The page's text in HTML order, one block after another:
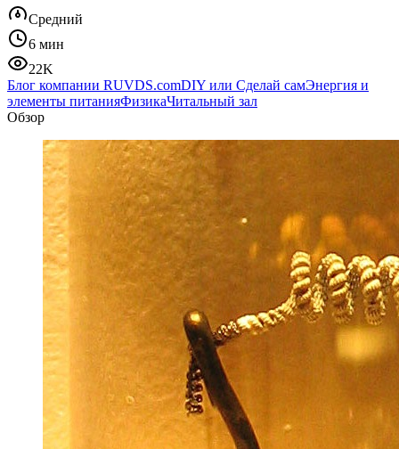
Средний
6 мин
22K
Блог компании RUVDS.comDIY или Сделай самЭнергия и
элементы питанияФизикаЧитальный зал
Обзор